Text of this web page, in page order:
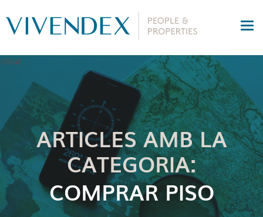
ARTICLES AMB LA
CATEGORIA:
COMPRAR PISO